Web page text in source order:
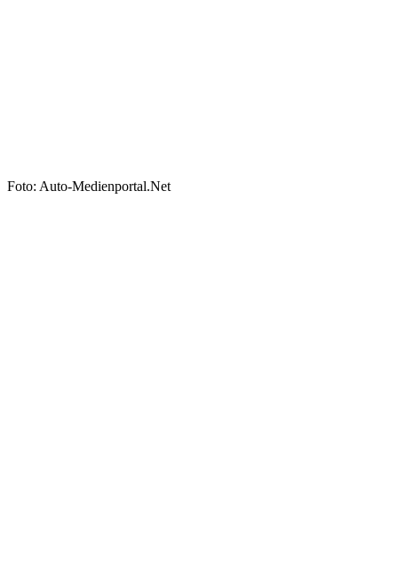
Foto: Auto-Medienportal.Net